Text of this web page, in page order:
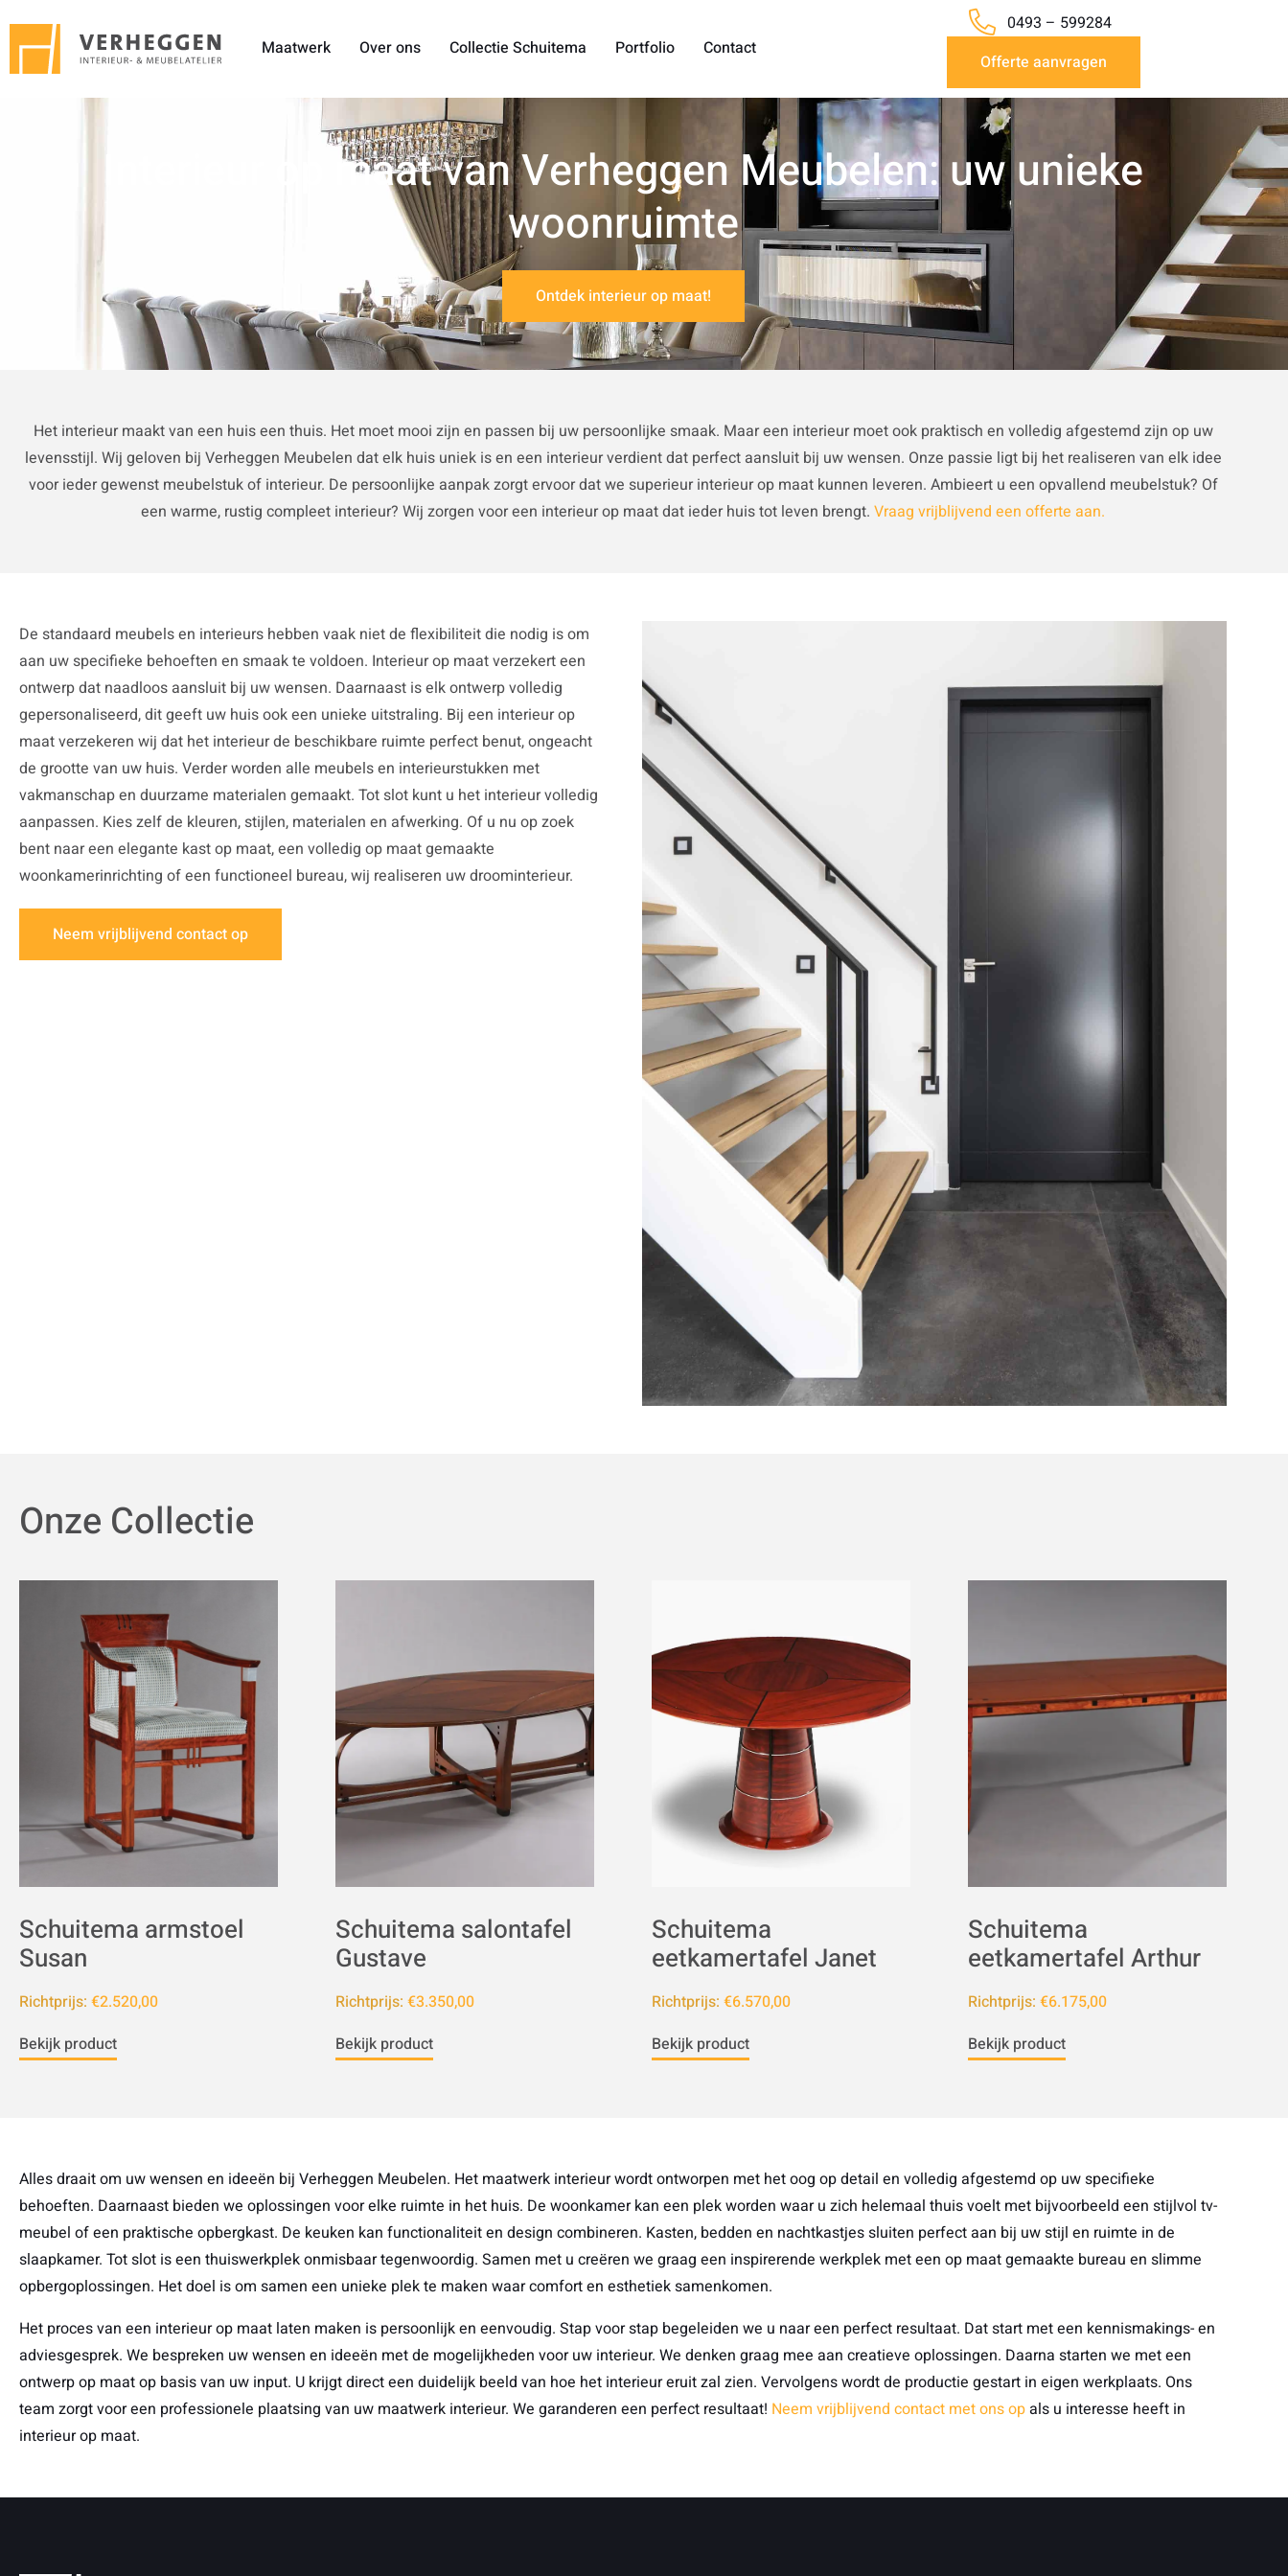
Maatwerk Over ons Collectie Schuitema Portfolio Contact
0493 – 599284
Offerte aanvragen
Interieur op maat van Verheggen Meubelen: uw unieke
woonruimte
Ontdek interieur op maat!
Het interieur maakt van een huis een thuis. Het moet mooi zijn en passen bij uw persoonlijke smaak. Maar een interieur moet ook praktisch en volledig afgestemd zijn op uw
levensstijl. Wij geloven bij Verheggen Meubelen dat elk huis uniek is en een interieur verdient dat perfect aansluit bij uw wensen. Onze passie ligt bij het realiseren van elk idee
voor ieder gewenst meubelstuk of interieur. De persoonlijke aanpak zorgt ervoor dat we superieur interieur op maat kunnen leveren. Ambieert u een opvallend meubelstuk? Of
een warme, rustig compleet interieur? Wij zorgen voor een interieur op maat dat ieder huis tot leven brengt. Vraag vrijblijvend een offerte aan.
De standaard meubels en interieurs hebben vaak niet de flexibiliteit die nodig is om
aan uw specifieke behoeften en smaak te voldoen. Interieur op maat verzekert een
ontwerp dat naadloos aansluit bij uw wensen. Daarnaast is elk ontwerp volledig
gepersonaliseerd, dit geeft uw huis ook een unieke uitstraling. Bij een interieur op
maat verzekeren wij dat het interieur de beschikbare ruimte perfect benut, ongeacht
de grootte van uw huis. Verder worden alle meubels en interieurstukken met
vakmanschap en duurzame materialen gemaakt. Tot slot kunt u het interieur volledig
aanpassen. Kies zelf de kleuren, stijlen, materialen en afwerking. Of u nu op zoek
bent naar een elegante kast op maat, een volledig op maat gemaakte
woonkamerinrichting of een functioneel bureau, wij realiseren uw droominterieur.
Neem vrijblijvend contact op
Onze Collectie
Schuitema armstoel
Susan
Richtprijs: €2.520,00
Bekijk product
Schuitema salontafel
Gustave
Richtprijs: €3.350,00
Bekijk product
Schuitema
eetkamertafel Janet
Richtprijs: €6.570,00
Bekijk product
Schuitema
eetkamertafel Arthur
Richtprijs: €6.175,00
Bekijk product
Alles draait om uw wensen en ideeën bij Verheggen Meubelen. Het maatwerk interieur wordt ontworpen met het oog op detail en volledig afgestemd op uw specifieke
behoeften. Daarnaast bieden we oplossingen voor elke ruimte in het huis. De woonkamer kan een plek worden waar u zich helemaal thuis voelt met bijvoorbeeld een stijlvol tv-
meubel of een praktische opbergkast. De keuken kan functionaliteit en design combineren. Kasten, bedden en nachtkastjes sluiten perfect aan bij uw stijl en ruimte in de
slaapkamer. Tot slot is een thuiswerkplek onmisbaar tegenwoordig. Samen met u creëren we graag een inspirerende werkplek met een op maat gemaakte bureau en slimme
opbergoplossingen. Het doel is om samen een unieke plek te maken waar comfort en esthetiek samenkomen.
Het proces van een interieur op maat laten maken is persoonlijk en eenvoudig. Stap voor stap begeleiden we u naar een perfect resultaat. Dat start met een kennismakings- en
adviesgesprek. We bespreken uw wensen en ideeën met de mogelijkheden voor uw interieur. We denken graag mee aan creatieve oplossingen. Daarna starten we met een
ontwerp op maat op basis van uw input. U krijgt direct een duidelijk beeld van hoe het interieur eruit zal zien. Vervolgens wordt de productie gestart in eigen werkplaats. Ons
team zorgt voor een professionele plaatsing van uw maatwerk interieur. We garanderen een perfect resultaat! Neem vrijblijvend contact met ons opals u interesse heeft in
interieur op maat.